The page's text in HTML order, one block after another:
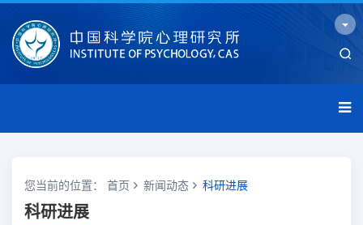
您当前的位置： 首页 新闻动态 科研进展
科研进展